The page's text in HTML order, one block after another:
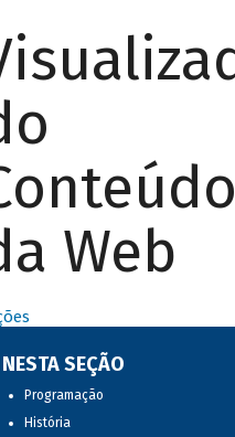
Web
NESTA SEÇÃO
Programação
História